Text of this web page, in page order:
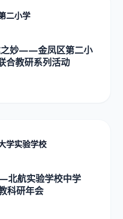
二小学
之妙——金凤区第二小
合教研系列活动
学实验学校
航实验学校中学
科研年会